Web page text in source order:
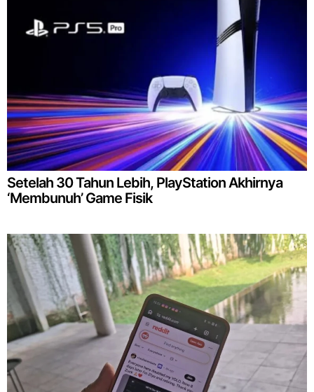
Setelah 30 Tahun Lebih, PlayStation Akhirnya
‘Membunuh’ Game Fisik